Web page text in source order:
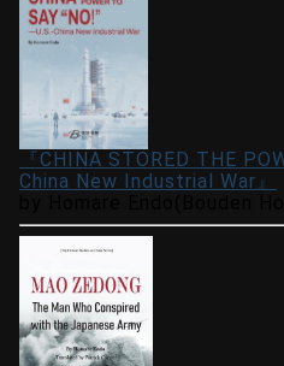
『CHINA STORED THE
China New Industrial War』